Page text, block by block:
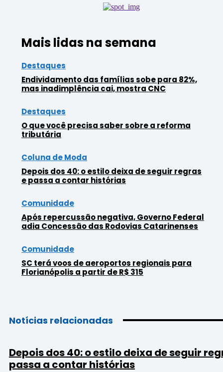
Mais lidas na semana
Destaques
Endividamento das famílias sobe para 82%,
mas inadimplência cai, mostra CNC
Destaques
O que você precisa saber sobre a reforma
tributária
Coluna de Moda
Depois dos 40: o estilo deixa de seguir regras
e passa a contar histórias
Comunidade
Após repercussão negativa, Governo Federal
adia Concessão das Rodovias Catarinenses
Comunidade
SC terá voos de aeroportos regionais para
Florianópolis a partir de R$ 315
Notícias relacionadas
Depois dos 40: o estilo deixa de seguir
passa a contar histórias